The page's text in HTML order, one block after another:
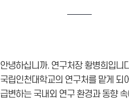
안녕하십니까. 연구처장 황병희입니
국립인천대학교의 연구처를 맡게 되
급변하는 국내외 연구 환경과 동향